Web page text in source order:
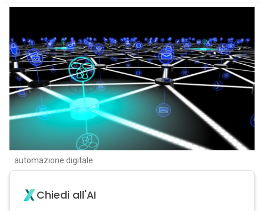
automazione digitale
Chiedi all'AI